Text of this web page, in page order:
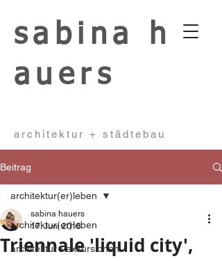
sabina
h
auers
architektur + städtebau
Beitrag
architektur(er)leben
architektur - exkursionen
architektur(er)leben
Triennale 'liquid city',
sabina hauers
17. Juni 2018